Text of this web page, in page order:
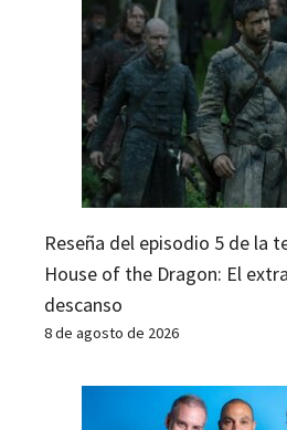
Reseña del episodio 5 de la
House of the Dragon: El
descanso
8 de agosto de 2026